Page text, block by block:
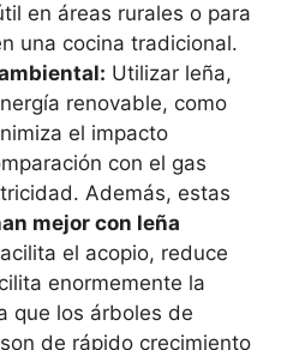
en áreas rurales o para
una cocina tradicional​​.
Utilizar leña,
renovable, como
el impacto
con el gas
Además, estas
mejor con leña
el acopio, reduce
enormemente la
que los árboles de
de rápido crecimiento